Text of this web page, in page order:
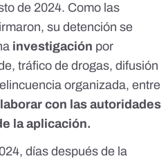
de 2024. Como las
su detención se
investigación por
tráfico de drogas, difusión
organizada, entre
con las autoridades
la aplicación.
días después de la